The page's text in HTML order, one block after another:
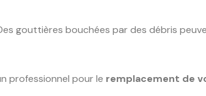
gouttières bouchées par des débris
professionnel pour le remplacement de